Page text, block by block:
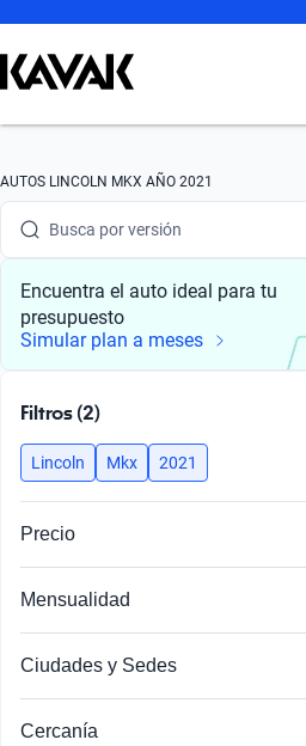
AUTOS LINCOLN MKX AÑO 2021
Busca por marca
Busca por modelo
Busca por versión
Busca por año
Busca por marca
Busca por modelo
Busca por año
Encuentra el auto ideal para tu
presupuesto
Simular plan a meses
Filtros (2)
Lincoln Mkx 2021
Precio
Mensualidad
Ciudades y Sedes
Cercanía